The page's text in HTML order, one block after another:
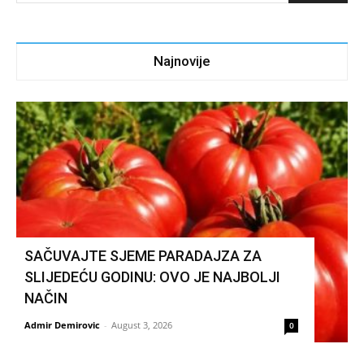
Najnovije
SAČUVAJTE SJEME PARADAJZA ZA
SLIJEDEĆU GODINU: OVO JE NAJBOLJI
NAČIN
Admir Demirovic - August 3, 2026 0